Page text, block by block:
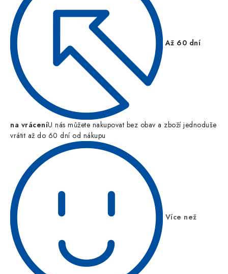
Až 60 dní
na vráceníU nás můžete nakupovat bez obav a zboží jednoduše
vrátit až do 60 dní od nákupu
Více než